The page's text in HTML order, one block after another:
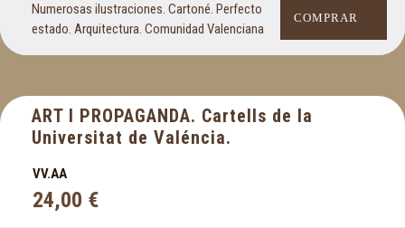
Numerosas ilustraciones. Cartoné. Perfecto
estado. Arquitectura. Comunidad Valenciana
COMPRAR
ART I PROPAGANDA. Cartells de la
Universitat de Valéncia.
VV.AA
24,00 €